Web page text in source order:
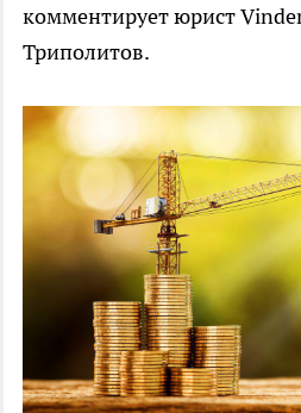
комментирует юрист
Триполитов.